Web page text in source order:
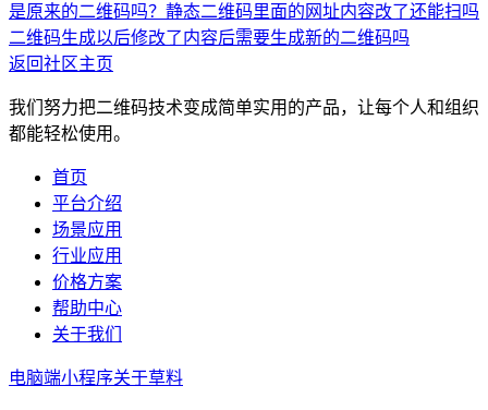
是原来的二维码吗？ 静态二维码里面的网址内容改了还能扫吗
二维码生成以后修改了内容后需要生成新的二维码吗
返回社区主页
我们努力把二维码技术变成简单实用的产品，让每个人和组织
都能轻松使用。
首页
平台介绍
场景应用
行业应用
价格方案
帮助中心
关于我们
电脑端小程序关于草料